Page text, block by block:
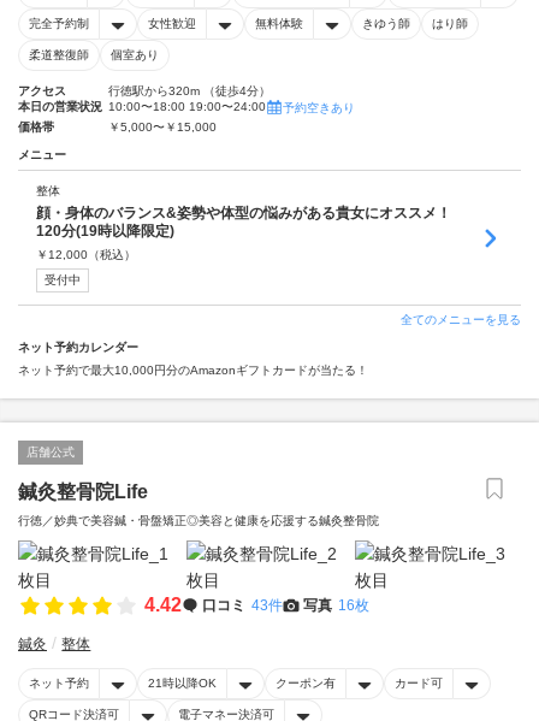
完全予約制 女性歓迎 無料体験 きゆう師 はり師
柔道整復師 個室あり
アクセス
行徳駅から320m （徒歩4分）
本日の営業状況 10:00〜18:00 19:00〜24:00
予約空きあり
価格帯
￥5,000〜￥15,000
メニュー
整体
顔・身体のバランス&姿勢や体型の悩みがある貴女にオススメ！
120分(19時以降限定)
￥ 12,000 （税込）
受付中
全てのメニューを見る
ネット予約カレンダー
ネット予約で最大10,000円分のAmazonギフトカードが当たる！
店舗公式
鍼灸整骨院Life
行徳／妙典で美容鍼・骨盤矯正◎美容と健康を応援する鍼灸整骨院
4.42 口コミ 43件 写真 16枚
鍼灸 整体
ネット予約 21時以降OK クーポン有 カード可
QRコード決済可 電子マネー決済可